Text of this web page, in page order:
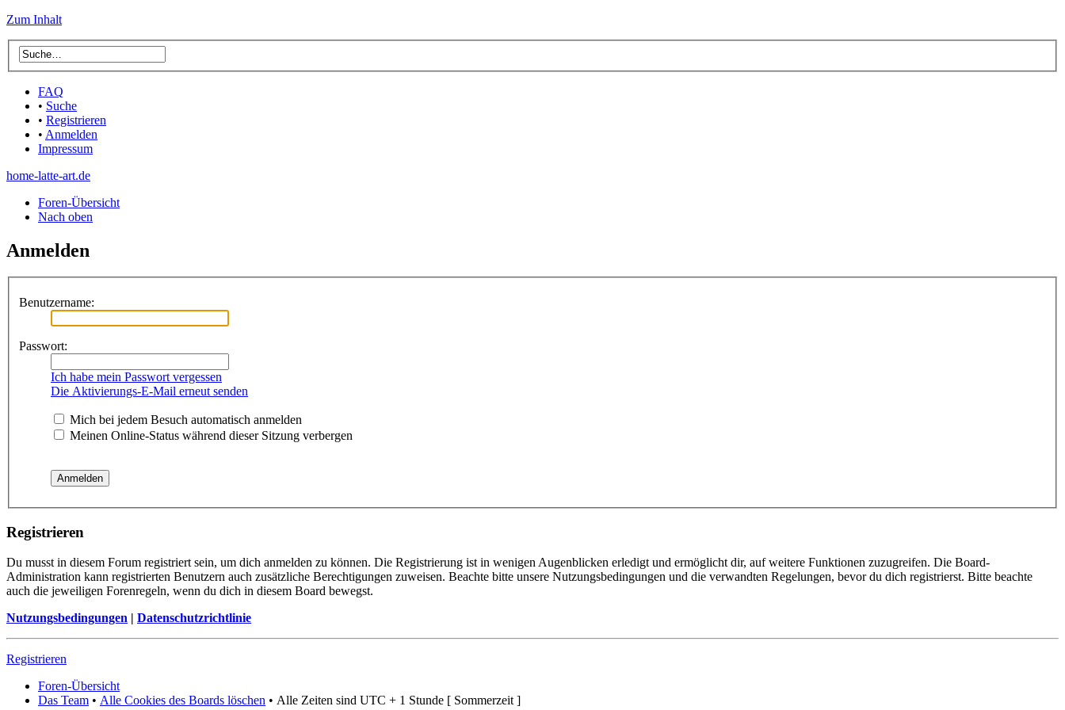
Zum Inhalt
FAQ
• Suche
• Registrieren
• Anmelden
Impressum
home-latte-art.de
Foren-Übersicht
Nach oben
Anmelden
Benutzername:
Passwort:
Ich habe mein Passwort vergessen
Die Aktivierungs-E-Mail erneut senden
Mich bei jedem Besuch automatisch anmelden
Meinen Online-Status während dieser Sitzung verbergen
Registrieren
Du musst in diesem Forum registriert sein, um dich anmelden zu können. Die Registrierung ist in wenigen Augenblicken erledigt und ermöglicht dir, auf weitere Funktionen zuzugreifen. Die Board-
Administration kann registrierten Benutzern auch zusätzliche Berechtigungen zuweisen. Beachte bitte unsere Nutzungsbedingungen und die verwandten Regelungen, bevor du dich registrierst. Bitte beachte
auch die jeweiligen Forenregeln, wenn du dich in diesem Board bewegst.
Nutzungsbedingungen | Datenschutzrichtlinie
Registrieren
Foren-Übersicht
Das Team • Alle Cookies des Boards löschen • Alle Zeiten sind UTC + 1 Stunde [ Sommerzeit ]